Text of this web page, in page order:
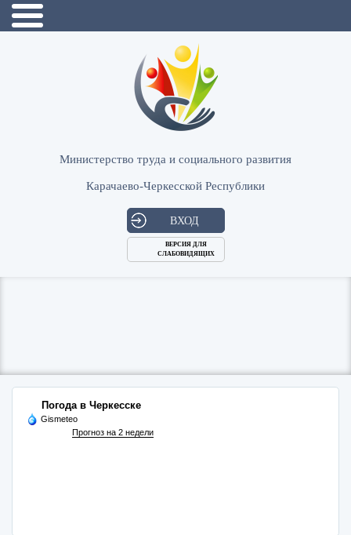
Министерство труда и социального развития
Карачаево-Черкесской Республики
ВХОД
ВЕРСИЯ ДЛЯ
СЛАБОВИДЯЩИХ
Погода в Черкесске
Gismeteo
Прогноз на 2 недели